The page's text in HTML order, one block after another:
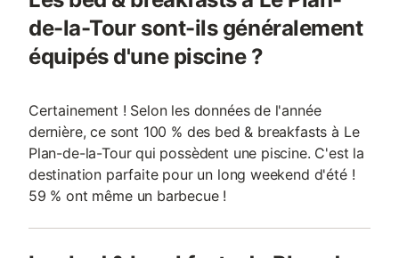
de-la-Tour sont-ils généralement
équipés d'une piscine ?
Certainement ! Selon les données de l'année
dernière, ce sont 100 % des bed & breakfasts à Le
Plan-de-la-Tour qui possèdent une piscine. C'est la
destination parfaite pour un long weekend d'été !
59 % ont même un barbecue !